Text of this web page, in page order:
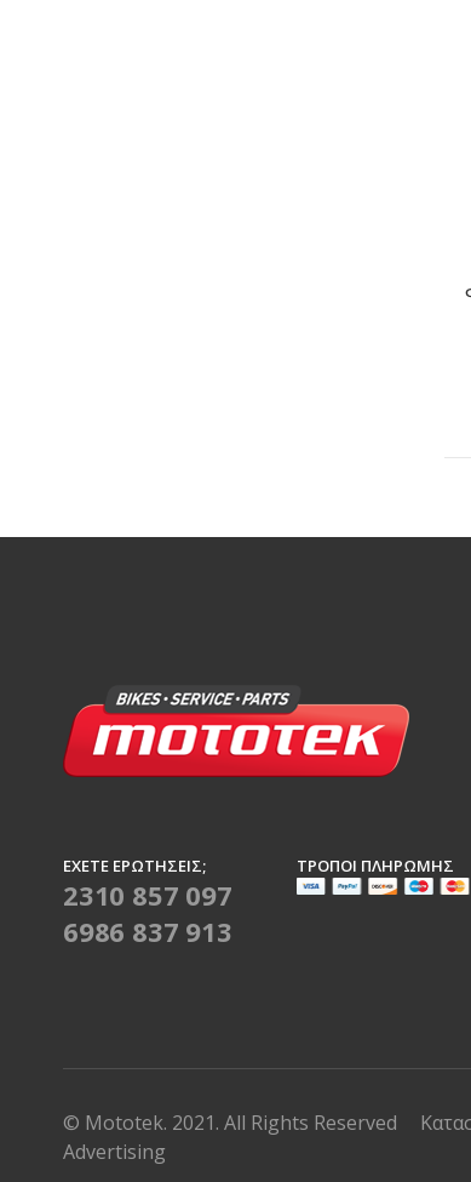
ΈΧΕΤΕ ΕΡΩΤΉΣΕΙΣ;
2310 857 097
6986 837 913
ΤΡΌΠΟΙ ΠΛΗΡΩΜΉΣ
© Mototek. 2021. All Rights Reserved
Advertising